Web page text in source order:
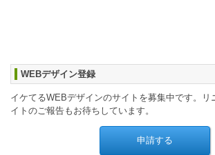
WEBデザイン登録
イケてるWEBデザインのサイトを募集中です。リ
イトのご報告もお待ちしています。